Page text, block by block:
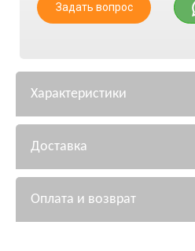
Задать вопрос
Характеристики
Доставка
Оплата и возврат